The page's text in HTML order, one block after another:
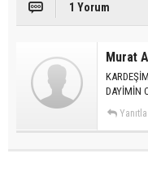
1 Yorum
Murat
DAYİMİN
Yanıtla